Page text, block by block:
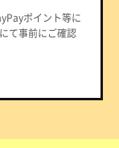
ポイント等に
にて事前にご確認